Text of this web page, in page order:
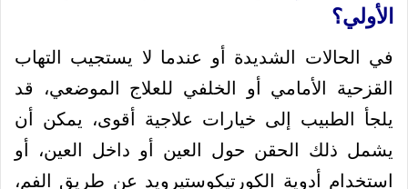
الأولي؟
في الحالات الشديدة أو عندما لا يستجيب التهاب
القزحية الأمامي أو الخلفي للعلاج الموضعي، قد
يلجأ الطبيب إلى خيارات علاجية أقوى، يمكن أن
يشمل ذلك الحقن حول العين أو داخل العين، أو
استخدام أدوية الكورتيكوستيرويد عن طريق الفم،